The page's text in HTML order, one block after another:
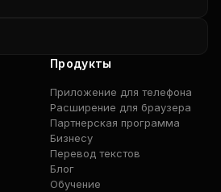
Продукты
Приложение для телефона
Расширение для браузера
Партнерская программа
Бизнесу
Перевод текстов
Блог
Обучение